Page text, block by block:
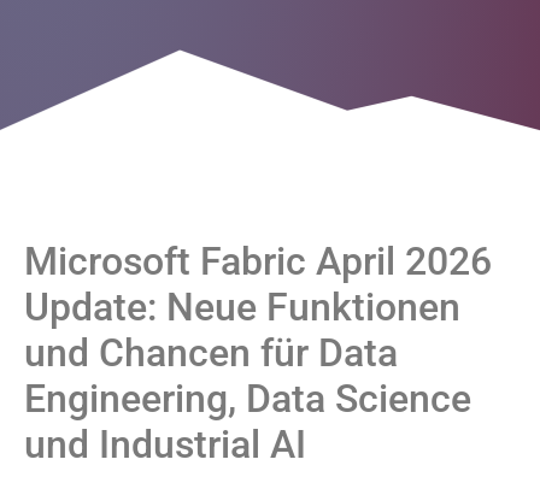
Microsoft Fabric April 2026
Update: Neue Funktionen
und Chancen für Data
Engineering, Data Science
und Industrial AI